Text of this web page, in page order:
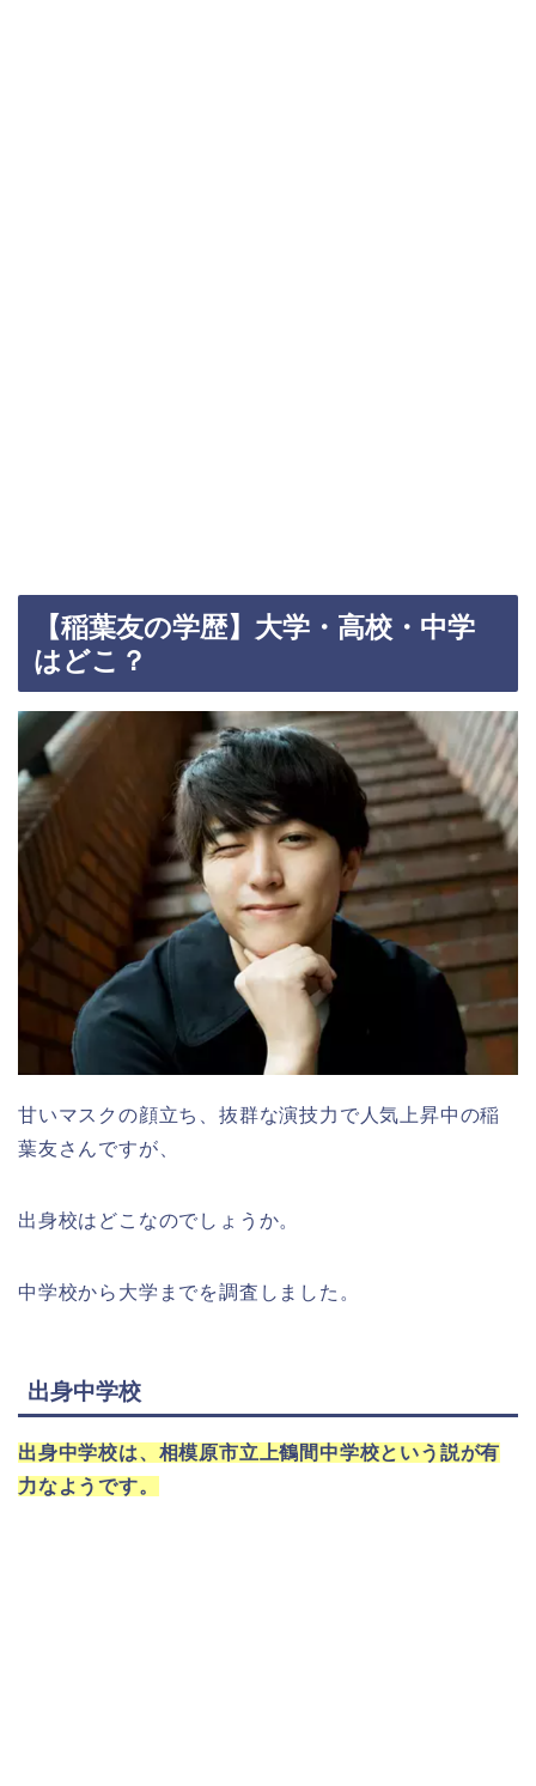
【稲葉友の学歴】大学・高校・中学
はどこ？
甘いマスクの顔立ち、抜群な演技力で人気上昇中の稲
葉友さんですが、
出身校はどこなのでしょうか。
中学校から大学までを調査しました。
出身中学校
出身中学校は、相模原市立上鶴間中学校という説が有
力なようです。